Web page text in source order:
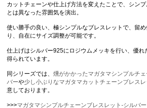
カットチェーンや仕上げ方法を変えたことで、シン
とは異なった雰囲気を演出。
使い勝手の良い、極シンプルなブレスレットで、留
り、自在にサイズ調整が可能です。
仕上げはシルバー925にロジウムメッキを行い、優れ
得られています。
同シリーズでは、燻がかかったマガタマシンプルチ
バーや少し小ぶりなマガタマカットチェーンブレス
意しております。
>>>マガタマシンプルチェーンブレスレット-シルバー